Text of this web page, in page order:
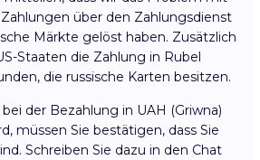
über den Zahlungsdienst
Märkte gelöst haben. Zusätzlich
Staaten die Zahlung in Rubel
die russische Karten besitzen.
der Bezahlung in UAH (Griwna)
müssen Sie bestätigen, dass Sie
Schreiben Sie dazu in den Chat